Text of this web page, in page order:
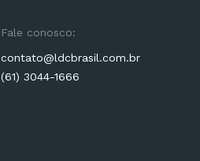
Fale conosco:
contato@ldcbrasil.com.br
(61) 3044-1666